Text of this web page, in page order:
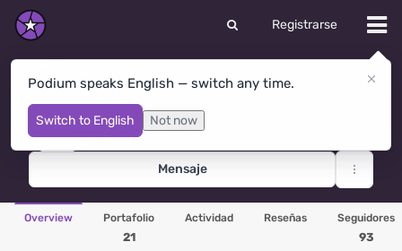
Registrarse
Podium speaks English — switch any time.
Switch to English Not now
innesa
Kyiv· Ucrania
Editor's Pick × 2
Mensaje
Overview Portafolio
21
Actividad Reseñas Seguidores
93